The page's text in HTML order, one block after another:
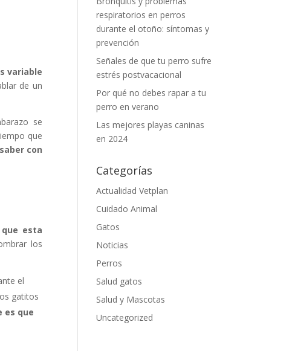
variable
de un
se
que
saber con
esta
los
el
gatitos
es que
respiratorios en perros
durante el otoño: síntomas y
prevención
Señales de que tu perro sufre
estrés postvacacional
Por qué no debes rapar a tu
perro en verano
Las mejores playas caninas
en 2024
Categorías
Actualidad Vetplan
Cuidado Animal
Gatos
Noticias
Perros
Salud gatos
Salud y Mascotas
Uncategorized